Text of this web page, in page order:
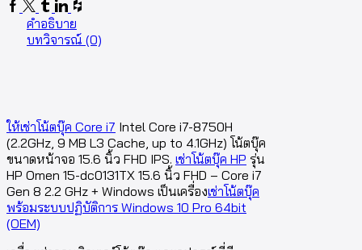
คำอธิบาย
บทวิจารณ์ (0)
ให้เช่าโน้ตบุ๊ค Core i7 Intel Core i7-8750H
(2.2GHz, 9 MB L3 Cache, up to 4.1GHz) โน้ตบุ๊ค
ขนาดหน้าจอ 15.6 นิ้ว FHD IPS. เช่าโน้ตบุ๊ค HP รุ่น
HP Omen 15-dc0131TX 15.6 นิ้ว FHD – Core i7
Gen 8 2.2 GHz + Windows เป็นเครื่องเช่าโน้ตบุ๊ค
พร้อมระบบปฏิบัติการ Windows 10 Pro 64bit
(OEM)